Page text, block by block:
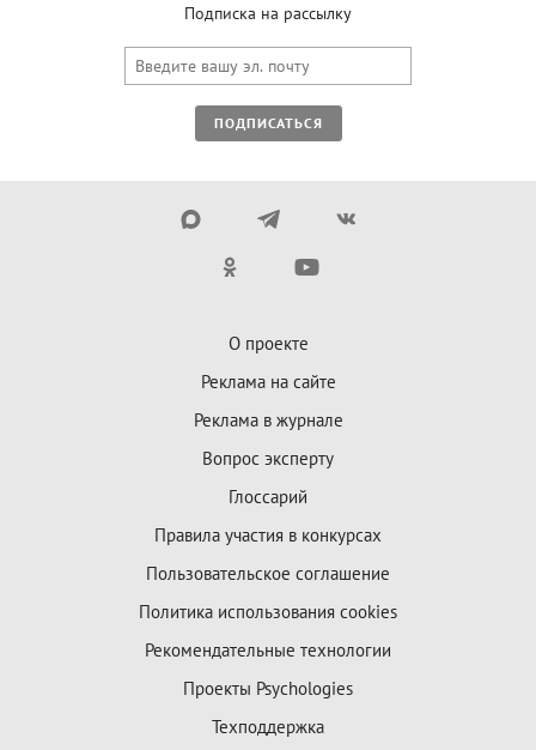
Подписка на рассылку
ПОДПИСАТЬСЯ
О проекте
Реклама на сайте
Реклама в журнале
Вопрос эксперту
Глоссарий
Правила участия в конкурсах
Пользовательское соглашение
Политика использования cookies
Рекомендательные технологии
Проекты Psychologies
Техподдержка